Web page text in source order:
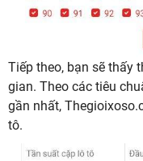
Tiếp theo, bạn sẽ thấy
gian. Theo các tiêu
gần nhất,
tô.